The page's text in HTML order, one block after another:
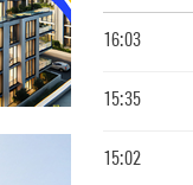
16:03
15:35
15:02